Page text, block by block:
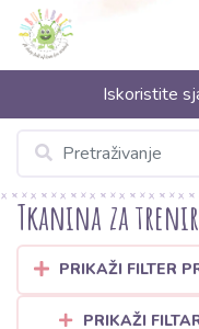
Iskoristite
Tkanina za
PRIKAŽI FILTER
PRIKAŽI